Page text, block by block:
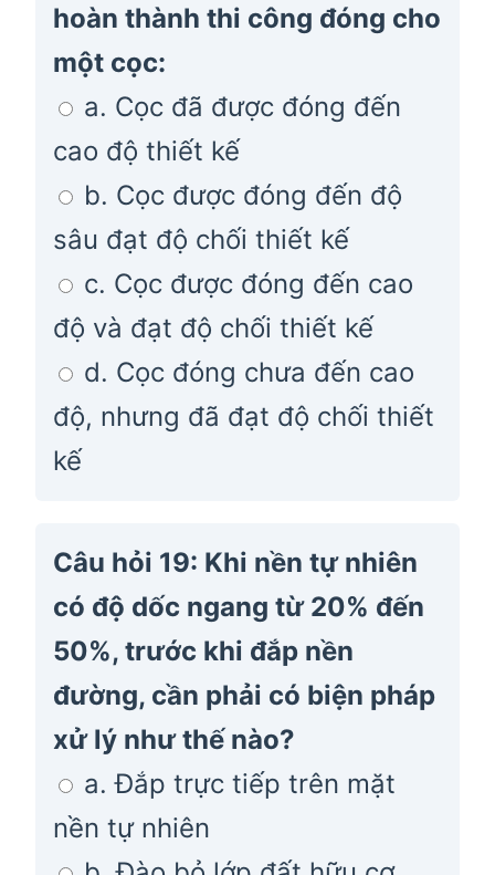
hoàn thành thi công đóng cho
một cọc:
a. Cọc đã được đóng đến
cao độ thiết kế
b. Cọc được đóng đến độ
sâu đạt độ chối thiết kế
c. Cọc được đóng đến cao
độ và đạt độ chối thiết kế
d. Cọc đóng chưa đến cao
độ, nhưng đã đạt độ chối thiết
kế
Câu hỏi 19: Khi nền tự nhiên
có độ dốc ngang từ 20% đến
50%, trước khi đắp nền
đường, cần phải có biện pháp
xử lý như thế nào?
a. Đắp trực tiếp trên mặt
nền tự nhiên